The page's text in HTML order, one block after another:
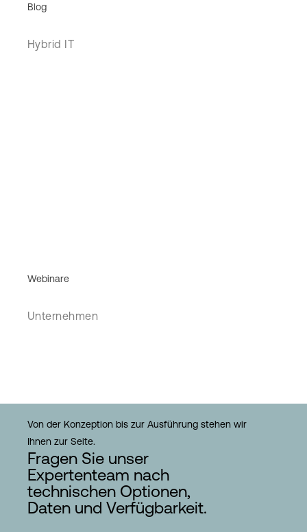
Blog
Hybrid IT
Webinare
Unternehmen
Von der Konzeption bis zur Ausführung stehen wir
Ihnen zur Seite.
Fragen Sie unser
Expertenteam nach
technischen Optionen,
Daten und Verfügbarkeit.